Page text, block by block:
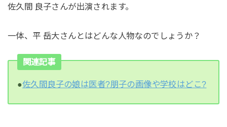
佐久間 良子さんが出演されます。
一体、平 岳大さんとはどんな人物なのでしょうか？
関連記事
●佐久間良子の娘は医者?朋子の画像や学校はどこ?